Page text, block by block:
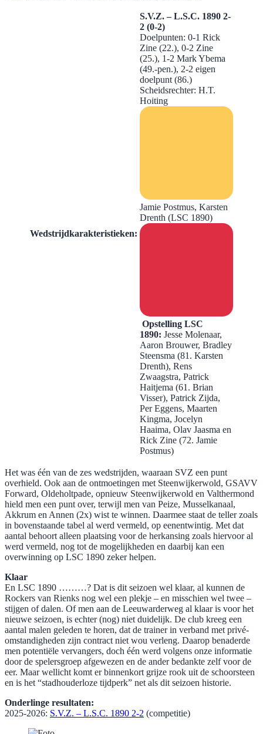
Wedstrijdkarakteristieken:
S.V.Z. – L.S.C. 1890 2-
2 (0-2)
Doelpunten: 0-1 Rick
Zine (22.), 0-2 Zine
(25.), 1-2 Mark Ybema
(49.-pen.), 2-2 eigen
doelpunt (86.)
Scheidsrechter: H.T.
Hoiting
Jamie Postmus, Karsten
Drenth (LSC 1890)
Opstelling LSC
1890: Jesse Molenaar,
Aaron Brouwer, Bradley
Steensma (81. Karsten
Drenth), Rens
Zwaagstra, Patrick
Haitjema (61. Brian
Visser), Patrick Zijda,
Per Eggens, Maarten
Kingma, Jocelyn
Haaima, Olav Jaasma en
Rick Zine (72. Jamie
Postmus)
Het was één van de zes wedstrijden, waaraan SVZ een punt
overhield. Ook aan de ontmoetingen met Steenwijkerwold, GSAVV
Forward, Oldeholtpade, opnieuw Steenwijkerwold en Valthermond
hield men een punt over, terwijl men van Peize, Musselkanaal,
Akkrum en Annen (2x) wist te winnen. Daarmee staat de teller zoals
in bovenstaande tabel al werd vermeld, op eenentwintig. Met dat
aantal behoort alleen plaatsing voor de herkansing zoals hiervoor al
werd vermeld, nog tot de mogelijkheden en daarbij kan een
overwinning op LSC 1890 zeker helpen.
Klaar
En LSC 1890 ………? Dat is dit seizoen wel klaar, al kunnen de
Rockers van Rienks nog wel een plekje – en misschien wel twee –
stijgen of dalen. Of men aan de Leeuwarderweg al klaar is voor het
nieuwe seizoen, is echter (nog) niet duidelijk. De club kreeg een
aantal malen geleden te horen, dat de trainer in verband met privé-
omstandigheden zijn contract niet wou verleng. Daarop benaderde
men potentiële vervangers, doch één werd volgens onze informatie
door de spelersgroep afgewezen en de ander bedankte zelf voor de
eer. Maar wellicht komt er binnenkort grijze rook uit de schoorsteen
en is het “stadhouderloze tijdperk” net als dit seizoen historie.
Onderlinge resultaten:
2025-2026: S.V.Z. – L.S.C. 1890 2-2 (competitie)